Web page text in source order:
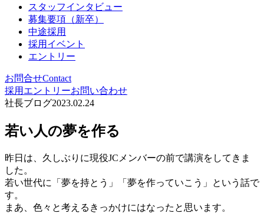
スタッフインタビュー
募集要項（新卒）
中途採用
採用イベント
エントリー
お問合せContact
採用エントリーお問い合わせ
社長ブログ2023.02.24
若い人の夢を作る
昨日は、久しぶりに現役JCメンバーの前で講演をしてきま
した。
若い世代に「夢を持とう」「夢を作っていこう」という話で
す。
まあ、色々と考えるきっかけにはなったと思います。